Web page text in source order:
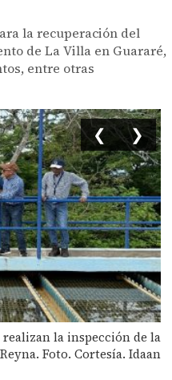
la recuperación del
de La Villa en Guararé,
entre otras
la inspección de la
Foto. Cortesía. Idaan
❮ ❯